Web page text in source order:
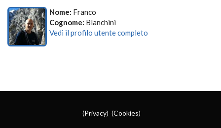
Nome: Franco
Cognome: Blanchini
Vedi il profilo utente completo
(Privacy) (Cookies)